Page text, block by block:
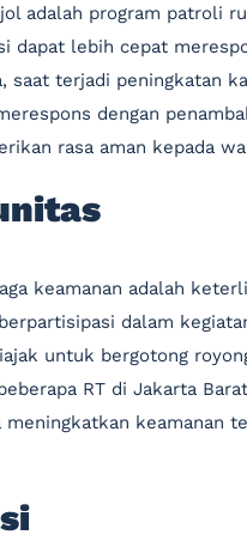
adalah program patroli
lebih cepat
saat terjadi peningkatan
dengan
rasa aman kepada
keamanan adalah
dalam
untuk bergotong
RT di Jakarta
keamanan